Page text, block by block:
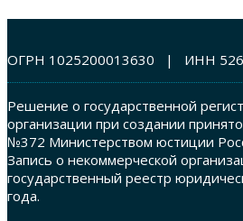
ОГРН 1025200013630 | ИНН
Решение о государственной
организации при создании
№372 Министерством юстиции
Запись о некоммерческой
государственный реестр
года.